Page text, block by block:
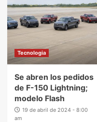
Tecnologia
Se abren los pedidos
de F-150 Lightning;
modelo Flash
19 de abril de 2024 - 8:00
am